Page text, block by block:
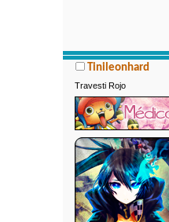
Tinileonhard
Travesti Rojo